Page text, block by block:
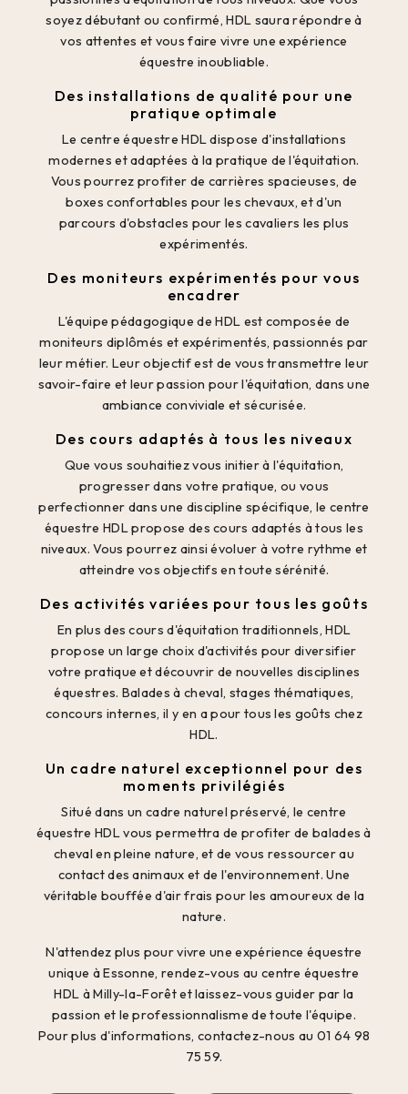
soyez débutant ou confirmé, HDL saura répondre à
vos attentes et vous faire vivre une expérience
équestre inoubliable.
Des installations de qualité pour une
pratique optimale
Le centre équestre HDL dispose d'installations
modernes et adaptées à la pratique de l'équitation.
Vous pourrez profiter de carrières spacieuses, de
boxes confortables pour les chevaux, et d'un
parcours d'obstacles pour les cavaliers les plus
expérimentés.
Des moniteurs expérimentés pour vous
encadrer
L'équipe pédagogique de HDL est composée de
moniteurs diplômés et expérimentés, passionnés par
leur métier. Leur objectif est de vous transmettre leur
savoir-faire et leur passion pour l'équitation, dans une
ambiance conviviale et sécurisée.
Des cours adaptés à tous les niveaux
Que vous souhaitiez vous initier à l'équitation,
progresser dans votre pratique, ou vous
perfectionner dans une discipline spécifique, le centre
équestre HDL propose des cours adaptés à tous les
niveaux. Vous pourrez ainsi évoluer à votre rythme et
atteindre vos objectifs en toute sérénité.
Des activités variées pour tous les goûts
En plus des cours d'équitation traditionnels, HDL
propose un large choix d'activités pour diversifier
votre pratique et découvrir de nouvelles disciplines
équestres. Balades à cheval, stages thématiques,
concours internes, il y en a pour tous les goûts chez
HDL.
Un cadre naturel exceptionnel pour des
moments privilégiés
Situé dans un cadre naturel préservé, le centre
équestre HDL vous permettra de profiter de balades à
cheval en pleine nature, et de vous ressourcer au
contact des animaux et de l'environnement. Une
véritable bouffée d'air frais pour les amoureux de la
nature.
N'attendez plus pour vivre une expérience équestre
unique à Essonne, rendez-vous au centre équestre
HDL à Milly-la-Forêt et laissez-vous guider par la
passion et le professionnalisme de toute l'équipe.
Pour plus d'informations, contactez-nous au 01 64 98
75 59.